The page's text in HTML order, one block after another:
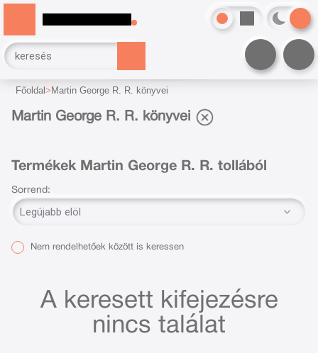
Főoldal Martin George R. R. könyvei
Martin George R. R. könyvei
Termékek Martin George R. R. tollából
Sorrend:
Nem rendelhetőek között is keressen
A keresett kifejezésre
nincs találat